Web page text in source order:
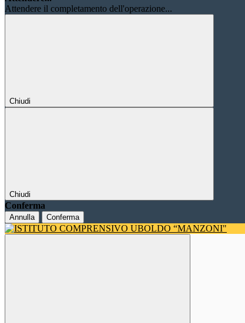
Attendere il completamento dell'operazione...
Chiudi
Chiudi
Conferma
Annulla Conferma